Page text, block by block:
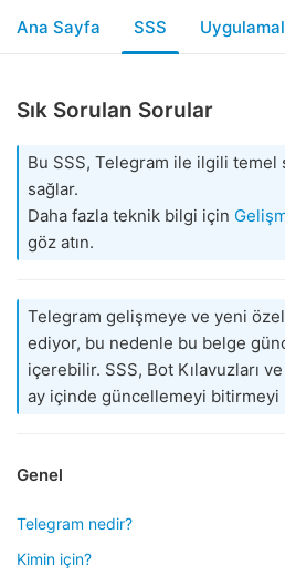
Ana Sayfa SSS
Sık Sorulan Sorular
Bu SSS, Telegram ile ilgili temel
sağlar.
Daha fazla teknik bilgi için
göz atın.
Telegram gelişmeye ve yeni
ediyor, bu nedenle bu belge
içerebilir. SSS, Bot Kılavuzları
ay içinde güncellemeyi bitirmeyi
Genel
Telegram nedir?
Kimin için?